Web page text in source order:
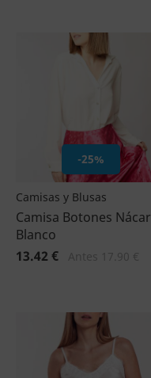
-25%
Camisas y Blusas
Camisa Botones Nácar
Blanco
13.42 €